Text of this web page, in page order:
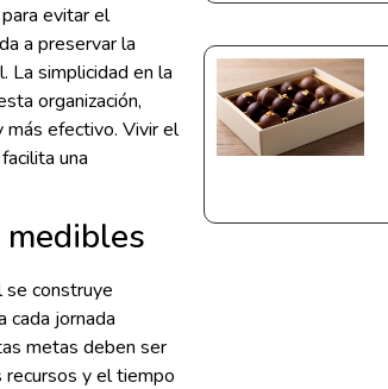
evitar el
a preservar la
La simplicidad en la
organización,
más efectivo. Vivir el
una
construye
cada jornada
metas deben ser
y el tiempo